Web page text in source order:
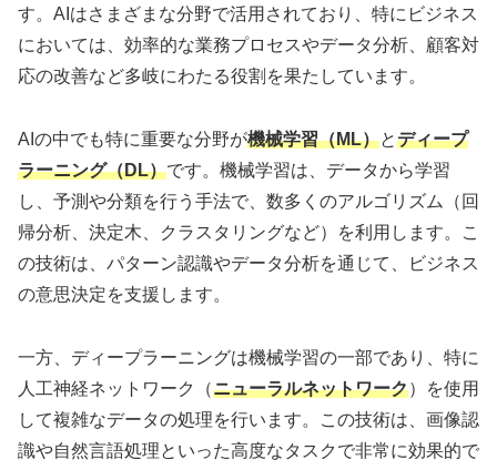
す。AIはさまざまな分野で活用されており、特にビジネス
においては、効率的な業務プロセスやデータ分析、顧客対
応の改善など多岐にわたる役割を果たしています。
AIの中でも特に重要な分野が機械学習（ML）とディープ
ラーニング（DL）です。機械学習は、データから学習
し、予測や分類を行う手法で、数多くのアルゴリズム（回
帰分析、決定木、クラスタリングなど）を利用します。こ
の技術は、パターン認識やデータ分析を通じて、ビジネス
の意思決定を支援します。
一方、ディープラーニングは機械学習の一部であり、特に
人工神経ネットワーク（ニューラルネットワーク）を使用
して複雑なデータの処理を行います。この技術は、画像認
識や自然言語処理といった高度なタスクで非常に効果的で